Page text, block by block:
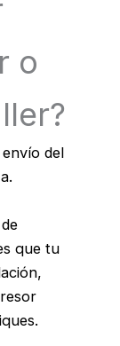
o
del
que tu